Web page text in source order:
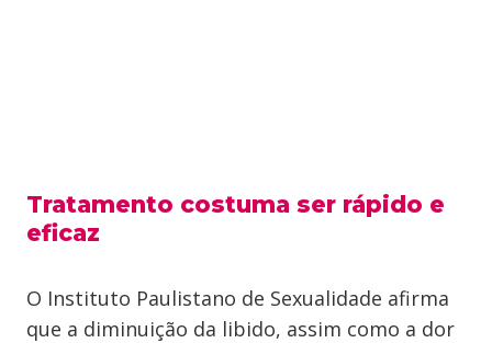
Tratamento costuma ser rápido e
eficaz
O Instituto Paulistano de Sexualidade afirma
que a diminuição da libido, assim como a dor